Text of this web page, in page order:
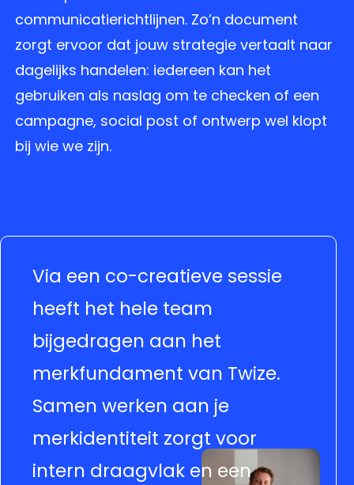
communicatierichtlijnen. Zo’n document
zorgt ervoor dat jouw strategie vertaalt naar
dagelijks handelen: iedereen kan het
gebruiken als naslag om te checken of een
campagne, social post of ontwerp wel klopt
bij wie we zijn.
Via een co-creatieve sessie
heeft het hele team
bijgedragen aan het
merkfundament van Twize.
Samen werken aan je
merkidentiteit zorgt voor
intern draagvlak en een